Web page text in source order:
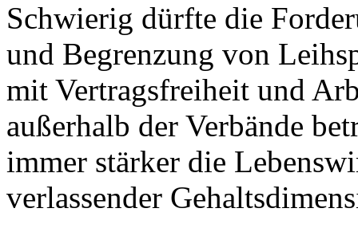
Schwierig dürfte die
und Begrenzung von
mit Vertragsfreiheit und
außerhalb der Verbände
immer stärker die
verlassender